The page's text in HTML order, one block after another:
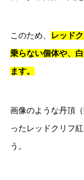
このため、 レッド
乗らない個体や、
ます。
画像のような丹頂
ったレッドクリフ
う。